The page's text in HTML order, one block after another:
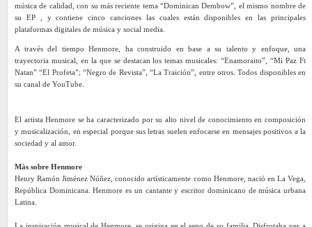
música de calidad, con su más reciente tema “Dominican Dembow”, el mismo nombre de
su EP , y contiene cinco canciones las cuales están disponibles en las principales
plataformas digitales de música y social media.
A través del tiempo Henmore, ha construido en base a su talento y enfoque, una
trayectoria musical, en la que se destacan los temas musicales: “Enamoraito”, “Mi Paz Ft
Natan” “El Profeta”; “Negro de Revista”, “La Traición”, entre otros. Todos disponibles en
su canal de YouTube.
El artista Henmore se ha caracterizado por su alto nivel de conocimiento en composición
y musicalización, en especial porque sus letras suelen enfocarse en mensajes positivos a la
sociedad y al amor.
Màs sobre Henmore
Henry Ramón Jiménez Núñez, conocido artísticamente como Henmore, nació en La Vega,
República Dominicana. Henmore es un cantante y escritor dominicano de música urbana
Latina.